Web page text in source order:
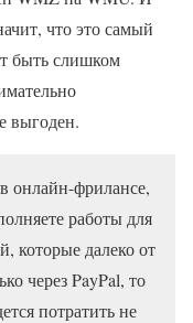
что это самый
быть слишком
выгоден.
онлайн-фрилансе,
работы для
которые далеко от
через PayPal, то
потратить не